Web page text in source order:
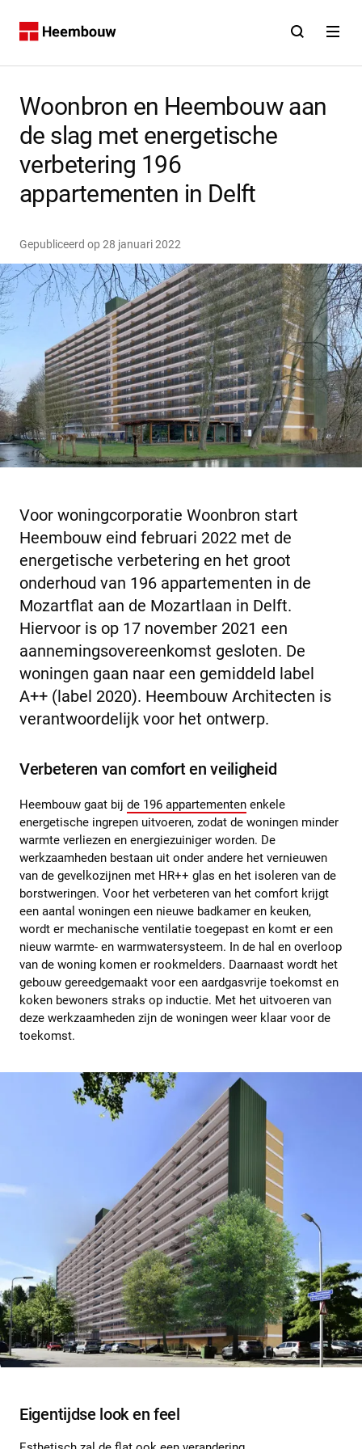
Home Open Open
Contact
Woonbron en Heembouw aan
de slag met energetische
verbetering 196
appartementen in Delft
Gepubliceerd op 28 januari 2022
Voor woningcorporatie Woonbron start
Heembouw eind februari 2022 met de
energetische verbetering en het groot
onderhoud van 196 appartementen in de
Mozartflat aan de Mozartlaan in Delft.
Hiervoor is op 17 november 2021 een
aannemingsovereenkomst gesloten. De
woningen gaan naar een gemiddeld label
A++ (label 2020). Heembouw Architecten is
verantwoordelijk voor het ontwerp.
Verbeteren van comfort en veiligheid
Heembouw gaat bij de 196 appartementen enkele
energetische ingrepen uitvoeren, zodat de woningen minder
warmte verliezen en energiezuiniger worden. De
werkzaamheden bestaan uit onder andere het vernieuwen
van de gevelkozijnen met HR++ glas en het isoleren van de
borstweringen. Voor het verbeteren van het comfort krijgt
een aantal woningen een nieuwe badkamer en keuken,
wordt er mechanische ventilatie toegepast en komt er een
nieuw warmte- en warmwatersysteem. In de hal en overloop
van de woning komen er rookmelders. Daarnaast wordt het
gebouw gereedgemaakt voor een aardgasvrije toekomst en
koken bewoners straks op inductie. Met het uitvoeren van
deze werkzaamheden zijn de woningen weer klaar voor de
toekomst.
Eigentijdse look en feel